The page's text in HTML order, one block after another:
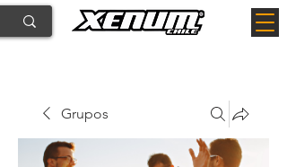
Grupos